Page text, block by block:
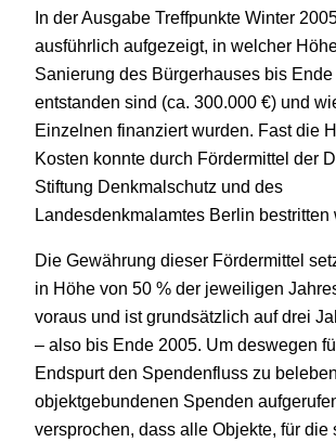
In der Ausgabe Treffpunkte Winter
ausführlich aufgezeigt, in welcher
Sanierung des Bürgerhauses bis
entstanden sind (ca. 300.000 €) und
Einzelnen finanziert wurden. Fast die
Kosten konnte durch Fördermittel der
Stiftung Denkmalschutz und des
Landesdenkmalamtes Berlin bestritten
Die Gewährung dieser Fördermittel
in Höhe von 50 % der jeweiligen
voraus und ist grundsätzlich auf drei
– also bis Ende 2005. Um deswegen
Endspurt den Spendenfluss zu
objektgebundenen Spenden
versprochen, dass alle Objekte, für die